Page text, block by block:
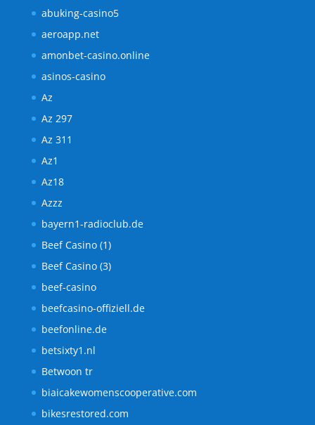
abuking-casino5
aeroapp.net
amonbet-casino.online
asinos-casino
Az
Az 297
Az 311
Az1
Az18
Azzz
bayern1-radioclub.de
Beef Casino (1)
Beef Casino (3)
beef-casino
beefcasino-offiziell.de
beefonline.de
betsixty1.nl
Betwoon tr
biaicakewomenscooperative.com
bikesrestored.com